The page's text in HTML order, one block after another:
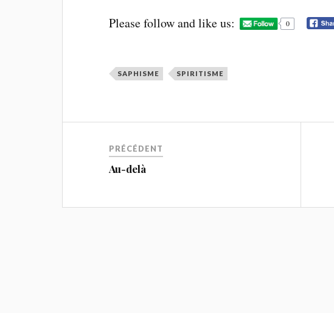
Please follow and like us: 0
SAPHISME SPIRITISME
PRÉCÉDENT
Au-delà